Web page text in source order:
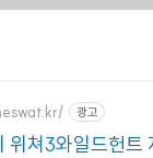
광고
쳐3와일드헌트